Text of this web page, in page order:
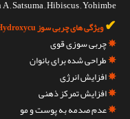
, Satsuma , Hibiscus , Yohimbe
✔ویژگی های چربی سوز Hydroxycu اس ایکس 7 Black Onyx مکس ماسل تک :
✵چربی سوزی قوی
✵طراحی شده برای بانوان
✵افزایش انرژی
✵افزایش تمرکز ذهنی
✵عدم صدمه به پوست و مو